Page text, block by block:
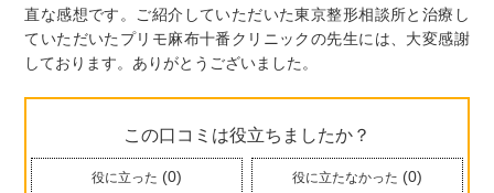
直な感想です。ご紹介していただいた東京整形相談所と治療し
ていただいたプリモ麻布十番クリニックの先生には、大変感謝
しております。ありがとうございました。
この口コミは役立ちましたか？
役に立った (0) 役に立たなかった (0)